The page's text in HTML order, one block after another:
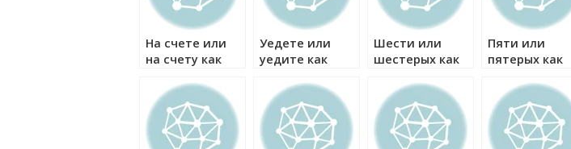
На счете или
на счету как
Уедете или
уедите как
Шести или
шестерых как
Пяти или
пятерых как